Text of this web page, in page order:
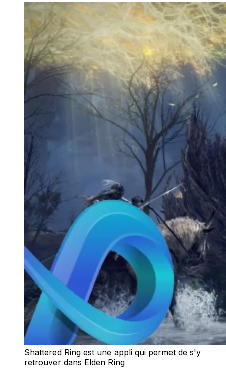
Shattered Ring est une appli qui permet de s'y
retrouver dans Elden Ring